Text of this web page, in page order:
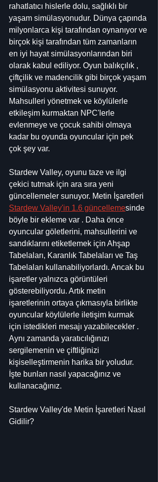
rahatlatıcı hislerle dolu, sağlıklı bir
yaşam simülasyonudur. Dünya çapında
milyonlarca kişi tarafından oynanıyor ve
birçok kişi tarafından tüm zamanların
en iyi hayat simülasyonlarından biri
olarak kabul ediliyor. Oyun balıkçılık ,
çiftçilik ve madencilik gibi birçok yaşam
simülasyonu aktivitesi sunuyor.
Mahsulleri yönetmek ve köylülerle
etkileşim kurmaktan NPC'lerle
evlenmeye ve çocuk sahibi olmaya
kadar bu oyunda oyuncular için pek
çok şey var.
Stardew Valley, oyunu taze ve ilgi
çekici tutmak için ara sıra yeni
güncellemeler sunuyor. Metin İşaretleri
Stardew Valley'in 1.6 güncellemesinde
böyle bir ekleme var . Daha önce
oyuncular göletlerini, mahsullerini ve
sandıklarını etiketlemek için Ahşap
Tabelaları, Karanlık Tabelaları ve Taş
Tabelaları kullanabiliyorlardı. Ancak bu
işaretler yalnızca görüntüleri
gösterebiliyordu. Artık metin
işaretlerinin ortaya çıkmasıyla birlikte
oyuncular köylülerle iletişim kurmak
için istedikleri mesajı yazabilecekler .
Aynı zamanda yaratıcılığınızı
sergilemenin ve çiftliğinizi
kişiselleştirmenin harika bir yoludur.
İşte bunları nasıl yapacağınız ve
kullanacağınız.
Stardew Valley'de Metin İşaretleri Nasıl
Gidilir?